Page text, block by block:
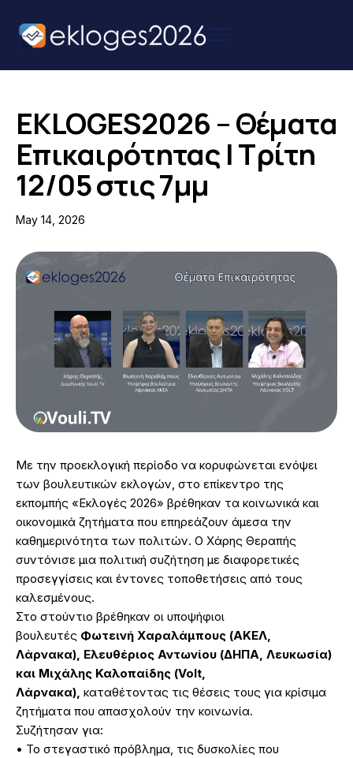
Αρχική
Παρουσιάσεις
Υποψηφίων
Podcast Υποψηφίων
EKLOGES2026 – Θέματα
Επικαιρότητας | Τρίτη
12/05 στις 7μμ
May 14, 2026
Με την προεκλογική περίοδο να κορυφώνεται ενόψει
των βουλευτικών εκλογών, στο επίκεντρο της
εκπομπής «Εκλογές 2026» βρέθηκαν τα κοινωνικά και
οικονομικά ζητήματα που επηρεάζουν άμεσα την
καθημερινότητα των πολιτών. Ο Χάρης Θεραπής
συντόνισε μια πολιτική συζήτηση με διαφορετικές
προσεγγίσεις και έντονες τοποθετήσεις από τους
καλεσμένους.
Στο στούντιο βρέθηκαν οι υποψήφιοι
βουλευτές Φωτεινή Χαραλάμπους (ΑΚΕΛ,
Λάρνακα), Ελευθέριος Αντωνίου (ΔΗΠΑ, Λευκωσία)
και Μιχάλης Καλοπαίδης (Volt,
Λάρνακα), καταθέτοντας τις θέσεις τους για κρίσιμα
ζητήματα που απασχολούν την κοινωνία.
Συζήτησαν για:
• Το στεγαστικό πρόβλημα, τις δυσκολίες που